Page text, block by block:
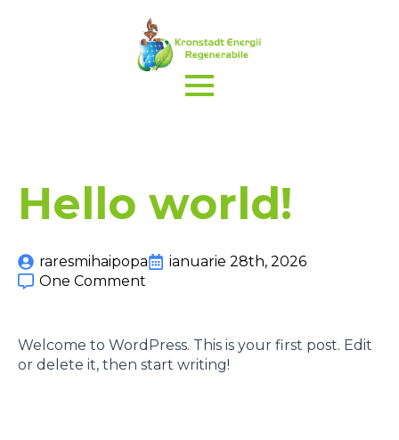
Hello world!
raresmihaipopa
ianuarie 28th, 2026
One Comment
Welcome to WordPress. This is your first post. Edit
or delete it, then start writing!